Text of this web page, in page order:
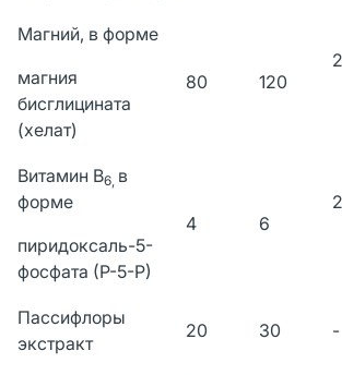
Магний, в форме
магния
бисглицината
(хелат)
80 120
Витамин В6, в
форме
пиридоксаль-5-
фосфата (Р-5-Р)
4 6
Пассифлоры
экстракт
20 30 -